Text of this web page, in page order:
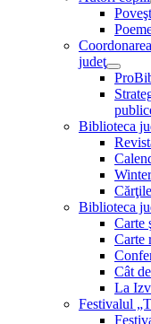
judeţ
Biblioteca
Biblioteca
Carte
Carte
Cât
La
Festivalul